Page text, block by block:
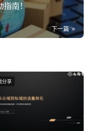
指南！
下一篇
分享